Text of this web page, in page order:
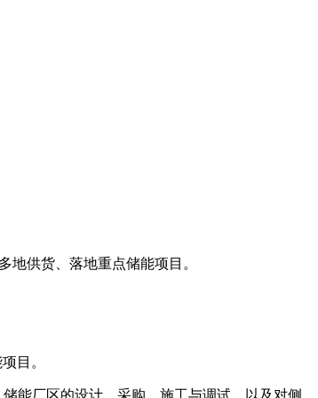
供货、落地重点储能项目。
目。
能厂区的设计、采购、施工与调试，以及对侧